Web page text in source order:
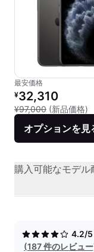
最安価格
リファービッシュ品
¥32,310
¥97,000 (新品価格)
オプションを見
購入可能なモデル
4.2/5
(187 件のレビュ